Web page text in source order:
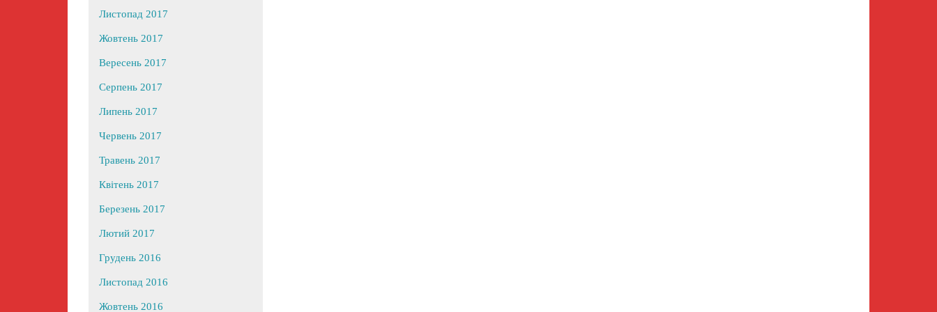
Листопад 2017
Жовтень 2017
Вересень 2017
Серпень 2017
Липень 2017
Червень 2017
Травень 2017
Квітень 2017
Березень 2017
Лютий 2017
Грудень 2016
Листопад 2016
Жовтень 2016